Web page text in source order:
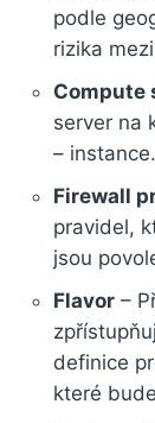
podle
rizika
Compute
server na
– instance.
Firewall
pravidel,
jsou
Flavor –
definice
které